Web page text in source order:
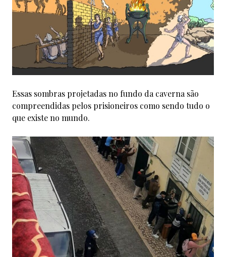
Essas sombras projetadas no fundo da caverna são
compreendidas pelos prisioneiros como sendo tudo o
que existe no mundo.